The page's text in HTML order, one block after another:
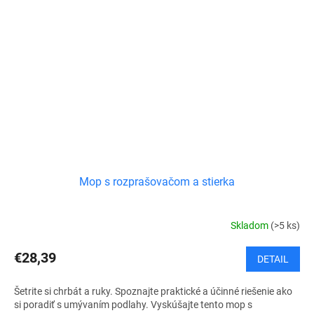
Mop s rozprašovačom a stierka
Skladom (>5 ks)
€28,39 DETAIL
Šetrite si chrbát a ruky. Spoznajte praktické a účinné riešenie ako
si poradiť s umývaním podlahy. Vyskúšajte tento mop s